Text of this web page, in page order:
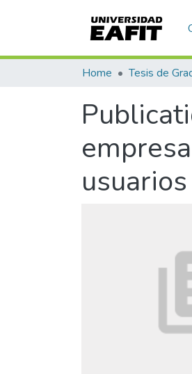
Home Tesis de
usuarios